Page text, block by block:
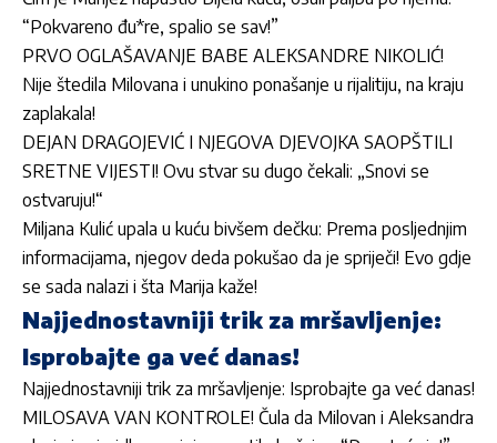
“Pokvareno đu*re, spalio se sav!”
PRVO OGLAŠAVANJE BABE ALEKSANDRE NIKOLIĆ!
Nije štedila Milovana i unukino ponašanje u rijalitiju, na kraju
zaplakala!
DEJAN DRAGOJEVIĆ I NJEGOVA DJEVOJKA SAOPŠTILI
SRETNE VIJESTI! Ovu stvar su dugo čekali: „Snovi se
ostvaruju!“
Miljana Kulić upala u kuću bivšem dečku: Prema posljednjim
informacijama, njegov deda pokušao da je spriječi! Evo gdje
se sada nalazi i šta Marija kaže!
Najjednostavniji trik za mršavljenje:
Isprobajte ga već danas!
Najjednostavniji trik za mršavljenje: Isprobajte ga već danas!
MILOSAVA VAN KONTROLE! Čula da Milovan i Aleksandra